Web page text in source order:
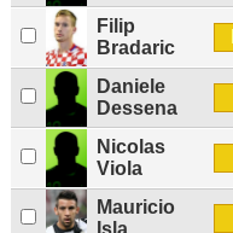
Filip
Bradaric
Daniele
Dessena
Nicolas
Viola
Mauricio